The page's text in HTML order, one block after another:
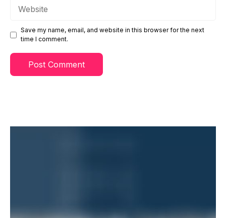
Save my name, email, and website in this browser for the next
time I comment.